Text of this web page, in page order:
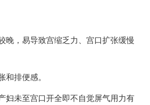
晚，易导致宫缩乏力、宫口扩张缓慢
排便感。
妇未至宫口开全即不自觉屏气用力有